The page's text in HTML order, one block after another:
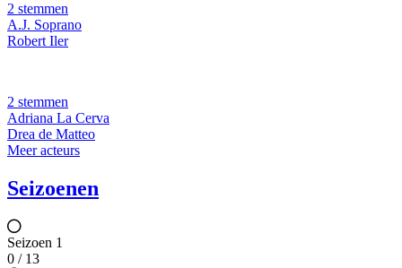
2 stemmen
A.J. Soprano
Robert Iler
2 stemmen
Adriana La Cerva
Drea de Matteo
Meer acteurs
Seizoenen
Seizoen 1
0 / 13